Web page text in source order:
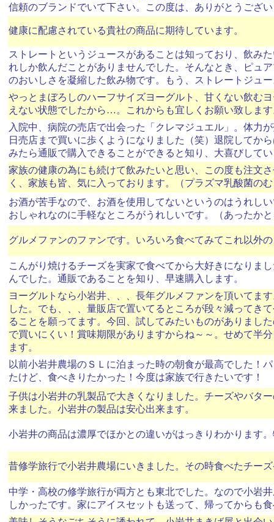
信頼のブランドでいて下さい。この度は、ありがとうござ
健康に配慮されている貴社の商品に期待しています。
ストレートというジュースがあることは知っており、飲み
れしか飲んだことがありませんでした。そんなとき、ピュ
のおいしさを凝縮した飲み物です。もう、ストレートジュ
やっとまぼろしのハーフサイズヨーグルト、甘くない飲む
えない状態でしたから…。これからも宜しくお願い致しま
入院中、病院の売店で出会った「クレマジュエル」。体力
日売店まで買いに歩くようになりました（笑）退院してか
みたら通販で購入できることができると知り、大喜びして
家族の健康の為にも続けて飲みたいと思い、この度も注文
く、家族も皆、気に入っております。（プラズマ乳酸菌の
お酒が苦手なので、お酒を使用してないというのはうれし
おしゃれなのに手軽なところがうれしいです。（あったか
グルメファンのファンです。いろいろ食べてみてこれ以外
こんがり焼けるチーズを実家で食べてから大好きになりま
んでした。通販であることを知り、早速購入します。
ヨーグルトなら小岩井、、、長年グルメファンを頂いてま
した。でも、、、量販店で置いてるところが段々減ってき
ることを願ってます。今回、試してみたいものがありまし
で買いにくい！賞味期限がありますからね～～。せめて半
ます。
以前小岩井農場のＳＬに泊まった時の朝食が最高でした！
たけど、食べきりたかった！今度は家族で行きたいです！
子供は小岩井の乳製品で大きくなりました。チーズやバタ
来ました。小岩井の製品は安心出来ます。
小岩井の商品は濃厚でほかとの違いがはっきりわかります
昔修学旅行で小岩井農場にいきました。その時食べたチー
中学・高校の修学旅行が両方とも東北でした。なので小岩
しかったです。家にアイスセットも送って、帰ってからも